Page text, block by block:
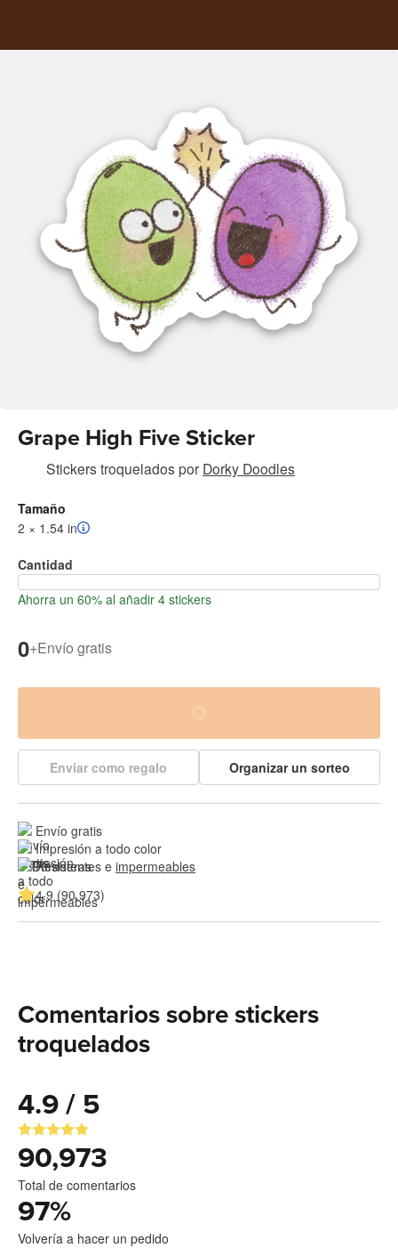
Grape High Five Sticker
Stickers troqueladospor Dorky Doodles
Tamaño
2 × 1.54 in
Cantidad
Ahorra un 60% al añadir 4 stickers
0+Envío gratis
Enviar como regalo Organizar un sorteo
Envío gratis
Impresión a todo color
Resistentes e impermeables
4.9 (90,973)
Comentarios sobre stickers
troquelados
4.9 / 5
90,973
Total de comentarios
97%
Volvería a hacer un pedido